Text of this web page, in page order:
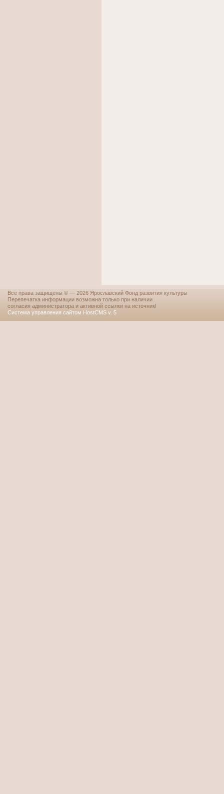
Все права защищены © — 2026 Ярославский Фонд развития культуры
Перепечатка информации возможна только при наличии
согласия администратора и активной ссылки на источник!
Система управления сайтом HostCMS v. 5